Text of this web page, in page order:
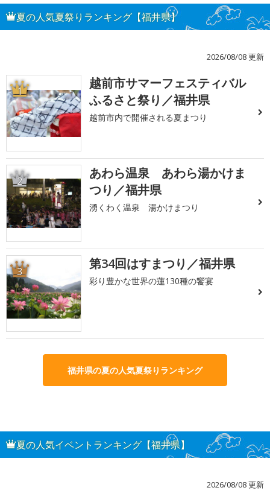
夏の人気夏祭りランキング【福井県】
2026/08/08 更新
1
越前市サマーフェスティバル
ふるさと祭り／福井県
越前市内で開催される夏まつり
2
あわら温泉 あわら湯かけま
つり／福井県
湧くわく温泉 湯かけまつり
3 第34回はすまつり／福井県
彩り豊かな世界の蓮130種の饗宴
福井県の夏の人気夏祭りランキング
夏の人気イベントランキング【福井県】
2026/08/08 更新